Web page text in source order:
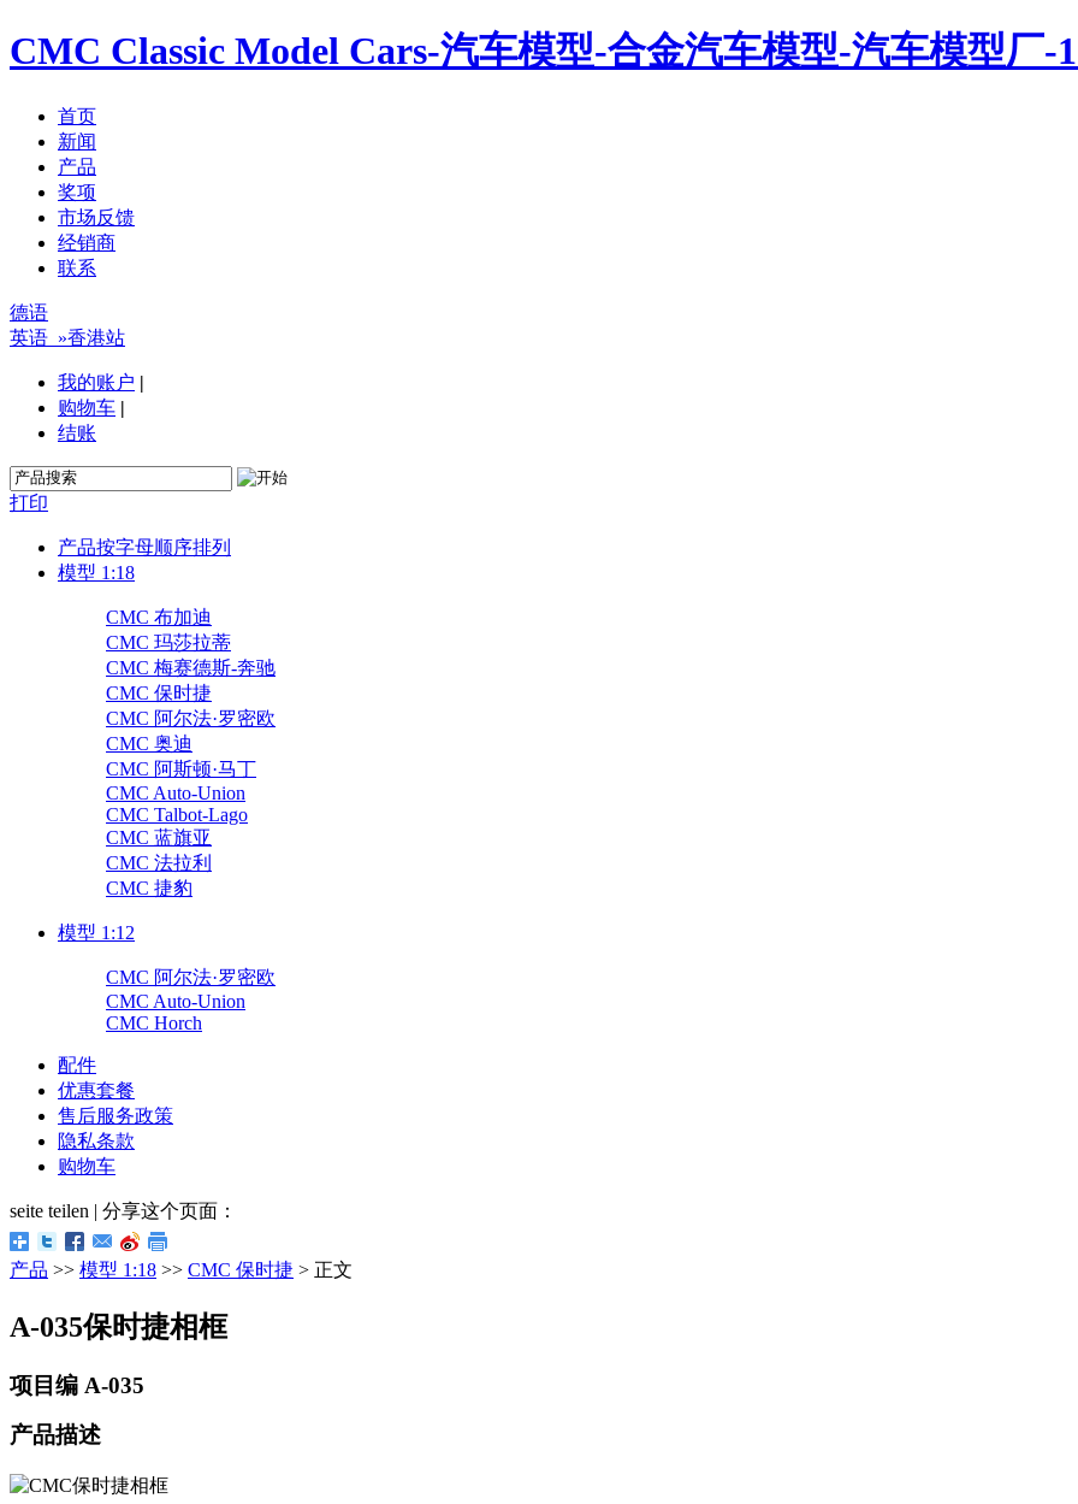
CMC Classic Model Cars-汽车模型-合金汽车模型-汽车模型厂-
首页
新闻
产品
奖项
市场反馈
经销商
联系
德语
英语 »香港站
我的账户 |
购物车 |
结账
打印
产品按字母顺序排列
模型 1:18
CMC 布加迪
CMC 玛莎拉蒂
CMC 梅赛德斯-奔驰
CMC 保时捷
CMC 阿尔法·罗密欧
CMC 奥迪
CMC 阿斯顿·马丁
CMC Auto-Union
CMC Talbot-Lago
CMC 蓝旗亚
CMC 法拉利
CMC 捷豹
模型 1:12
CMC 阿尔法·罗密欧
CMC Auto-Union
CMC Horch
配件
优惠套餐
售后服务政策
隐私条款
购物车
seite teilen | 分享这个页面：
产品 >> 模型 1:18 >> CMC 保时捷 > 正文
A-035保时捷相框
项目编 A-035
产品描述